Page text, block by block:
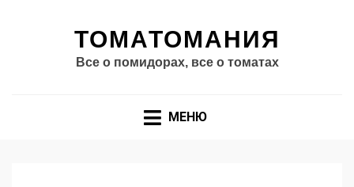
ТОМАТОМАНИЯ
Все о помидорах, все о томатах
МЕНЮ